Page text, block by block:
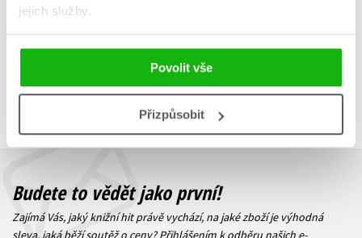
jejich služby.
Povolit vše
Přizpůsobit
Zobrazuji 1 až 1 z celkem 1 záznamů
Budete to vědět jako první!
Zajímá Vás, jaký knižní hit právě vychází, na jaké zboží je výhodná
sleva, jaká běží soutěž o ceny? Přihlášením k odběru našich e-